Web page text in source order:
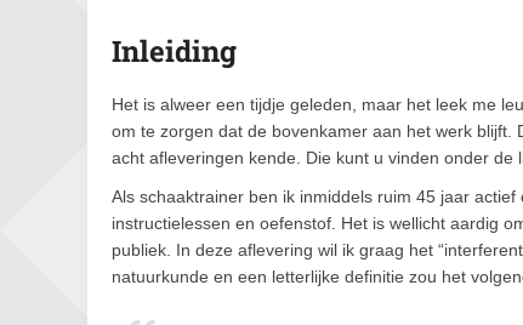
Inleiding
Het is alweer een tijdje geleden, maar het leek me
om te zorgen dat de bovenkamer aan het werk
acht afleveringen kende. Die kunt u vinden onder de
Als schaaktrainer ben ik inmiddels ruim 45 jaar
instructielessen en oefenstof. Het is wellicht aardig
publiek. In deze aflevering wil ik graag het
natuurkunde en een letterlijke definitie zou het